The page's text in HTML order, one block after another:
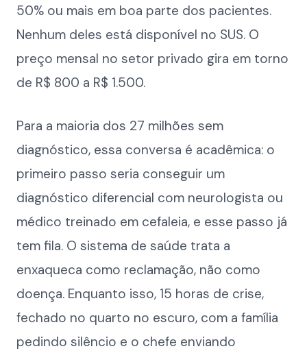
50% ou mais em boa parte dos pacientes.
Nenhum deles está disponível no SUS. O
preço mensal no setor privado gira em torno
de R$ 800 a R$ 1.500.
Para a maioria dos 27 milhões sem
diagnóstico, essa conversa é acadêmica: o
primeiro passo seria conseguir um
diagnóstico diferencial com neurologista ou
médico treinado em cefaleia, e esse passo já
tem fila. O sistema de saúde trata a
enxaqueca como reclamação, não como
doença. Enquanto isso, 15 horas de crise,
fechado no quarto no escuro, com a família
pedindo silêncio e o chefe enviando